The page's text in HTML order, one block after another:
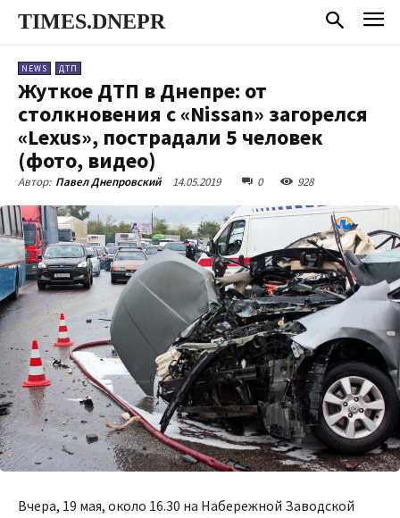
TIMES.DNEPR
NEWS ДТП
Жуткое ДТП в Днепре: от
столкновения с «Nissan» загорелся
«Lexus», пострадали 5 человек
(фото, видео)
Автор: Павел Днепровский 14.05.2019 0 928
Вчера, 19 мая, около 16.30 на Набережной Заводской